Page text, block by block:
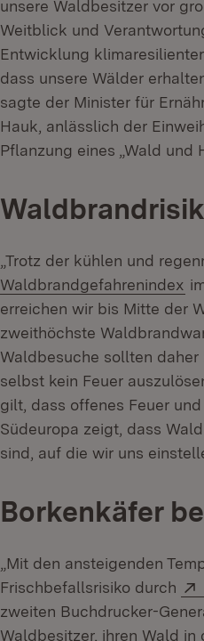
unsere Waldbesitzer vor
Weitblick und
Entwicklung
dass unsere Wälder
sagte der Minister für
Hauk, anlässlich der
Pflanzung eines „Wald und
„Trotz der kühlen und
Waldbrandgefahrenindex
erreichen wir bis Mitte der
zweithöchste
Waldbesuche sollten
selbst kein Feuer
gilt, dass offenes Feuer
Südeuropa zeigt, dass
sind, auf die wir uns
Borkenkäfer
„Mit den ansteigenden
Frischbefallsrisiko durch
zweiten Buchdrucker-
Waldbesitzer, ihren Wald